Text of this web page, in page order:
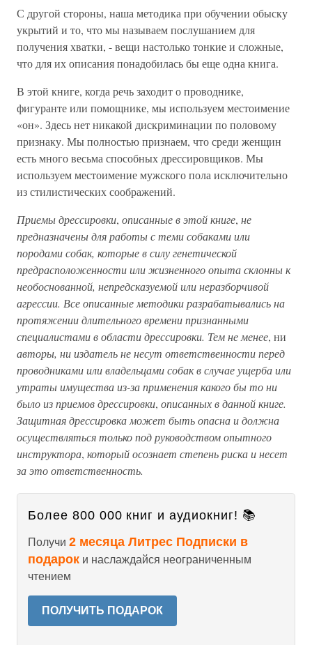
С другой стороны, наша методика при обучении обыску
укрытий и то, что мы называем послушанием для
получения хватки, - вещи настолько тонкие и сложные,
что для их описания понадобилась бы еще одна книга.
В этой книге, когда речь заходит о проводнике,
фигуранте или помощнике, мы используем местоимение
«он». Здесь нет никакой дискриминации по половому
признаку. Мы полностью признаем, что среди женщин
есть много весьма способных дрессировщиков. Мы
используем местоимение мужского пола исключительно
из стилистических соображений.
Приемы дрессировки, описанные в этой книге, не
предназначены для работы с теми собаками или
породами собак, которые в силу генетической
предрасположенности или жизненного опыта склонны к
необоснованной, непредсказуемой или неразборчивой
агрессии. Все описанные методики разрабатывались на
протяжении длительного времени признанными
специалистами в области дрессировки. Тем не менее, ни
авторы, ни издатель не несут ответственности перед
проводниками или владельцами собак в случае ущерба или
утраты имущества из-за применения какого бы то ни
было из приемов дрессировки, описанных в данной книге.
Защитная дрессировка может быть опасна и должна
осуществляться только под руководством опытного
инструктора, который осознает степень риска и несет
за это ответственность.
Более 800 000 книг и аудиокниг! 📚
Получи 2 месяца Литрес Подписки в
подарок и наслаждайся неограниченным
чтением
ПОЛУЧИТЬ ПОДАРОК